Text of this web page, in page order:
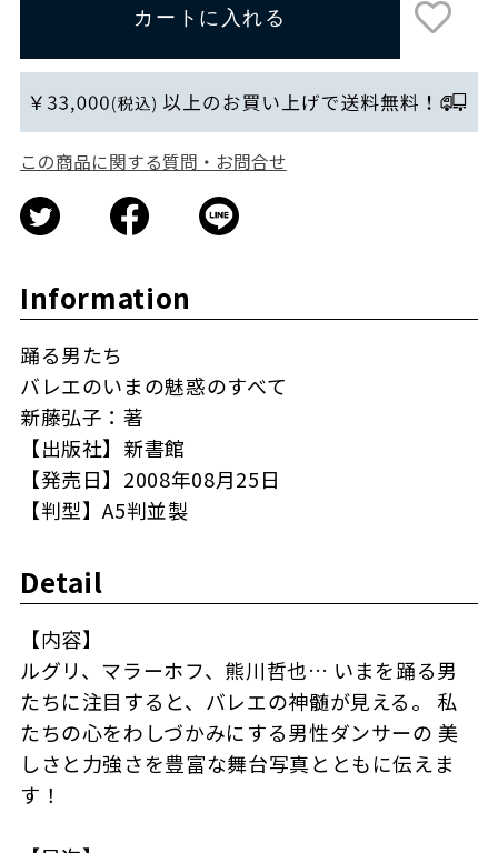
この商品に関する質問・お問合せ
Information
踊る男たち
バレエのいまの魅惑のすべて
新藤弘子：著
【出版社】新書館
【発売日】2008年08月25日
【判型】A5判並製
Detail
【内容】
ルグリ、マラーホフ、熊川哲也… いまを踊る男
たちに注目すると、バレエの神髄が見える。 私
たちの心をわしづかみにする男性ダンサーの 美
しさと力強さを豊富な舞台写真とともに伝えま
す！